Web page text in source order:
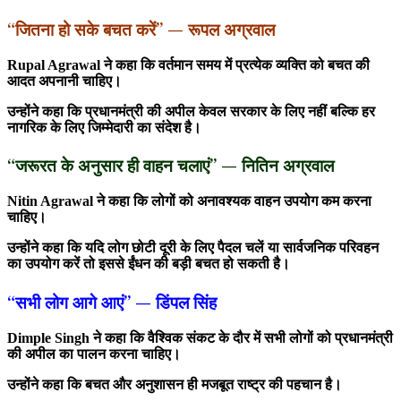
“जितना हो सके बचत करें” — रूपल अग्रवाल
Rupal Agrawalने कहा कि वर्तमान समय में प्रत्येक व्यक्ति को बचत की
आदत अपनानी चाहिए।
उन्होंने कहा कि प्रधानमंत्री की अपील केवल सरकार के लिए नहीं बल्कि हर
नागरिक के लिए जिम्मेदारी का संदेश है।
“जरूरत के अनुसार ही वाहन चलाएं” — नितिन अग्रवाल
Nitin Agrawalने कहा कि लोगों को अनावश्यक वाहन उपयोग कम करना
चाहिए।
उन्होंने कहा कि यदि लोग छोटी दूरी के लिए पैदल चलें या सार्वजनिक परिवहन
का उपयोग करें तो इससे ईंधन की बड़ी बचत हो सकती है।
“सभी लोग आगे आएं” — डिंपल सिंह
Dimple Singh ने कहा कि वैश्विक संकट के दौर में सभी लोगों को प्रधानमंत्री
की अपील का पालन करना चाहिए।
उन्होंने कहा कि बचत और अनुशासन ही मजबूत राष्ट्र की पहचान है।